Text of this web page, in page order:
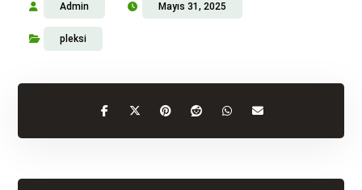
Admin Mayıs 31, 2025
pleksi